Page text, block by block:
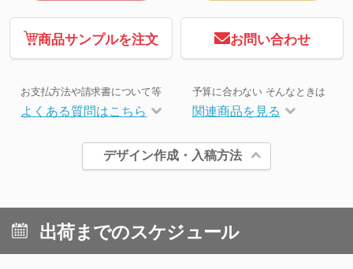
商品サンプルを注文 お問い合わせ
お支払方法や請求書について等
よくある質問はこちら
予算に合わない そんなときは
関連商品を見る
デザイン作成・入稿方法
出荷までのスケジュール